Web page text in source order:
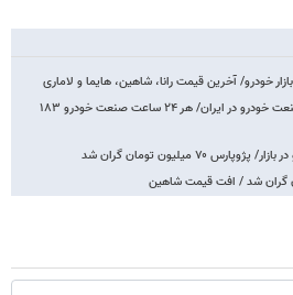
خودرو/ آخرین قیمت رانا، شاهین، هایما و لاماری
ببینید | زیان باورنکردنی صنعت خودرو در ایران/ هر ٢۴ ساعت صنعت خودرو ١٨٣
میلیون تومان گران شد